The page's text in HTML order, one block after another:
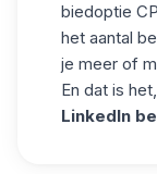
biedoptie
het aantal
je meer of
En dat is
LinkedIn